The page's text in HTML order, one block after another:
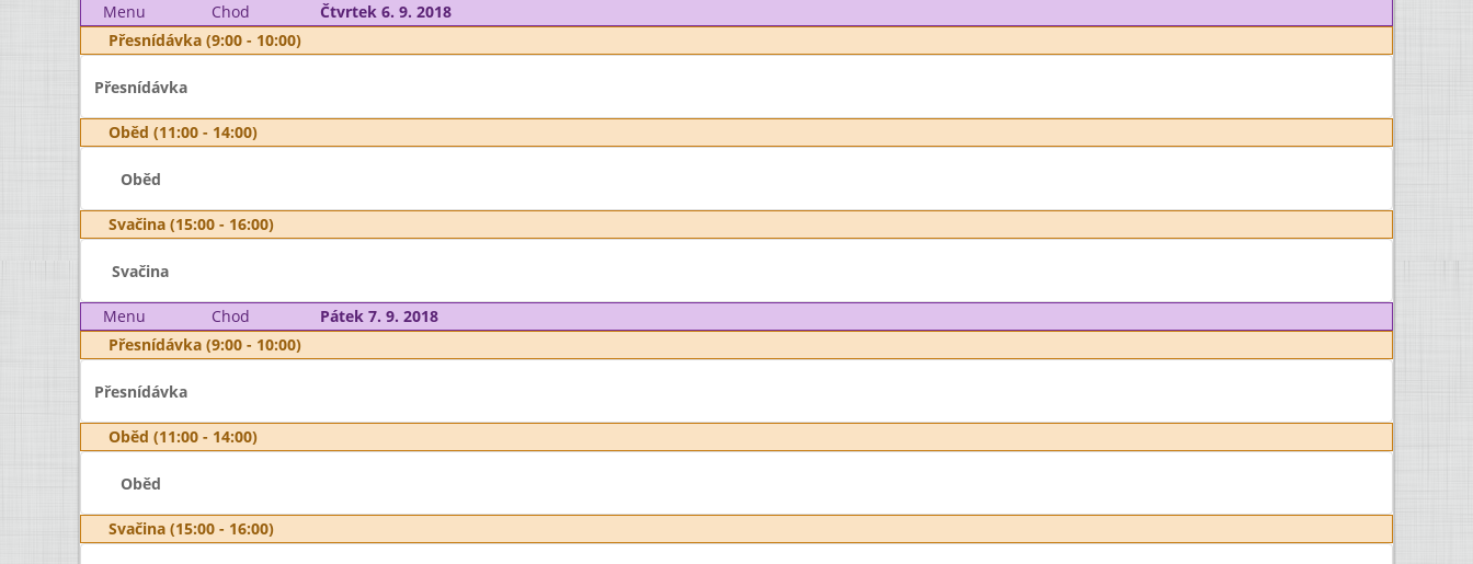
Menu Chod
Čtvrtek 6. 9. 2018
Přesnídávka (9:00 - 10:00)
Přesnídávka
Oběd (11:00 - 14:00)
Oběd
Svačina (15:00 - 16:00)
Svačina
Menu Chod
Pátek 7. 9. 2018
Přesnídávka (9:00 - 10:00)
Přesnídávka
Oběd (11:00 - 14:00)
Oběd
Svačina (15:00 - 16:00)